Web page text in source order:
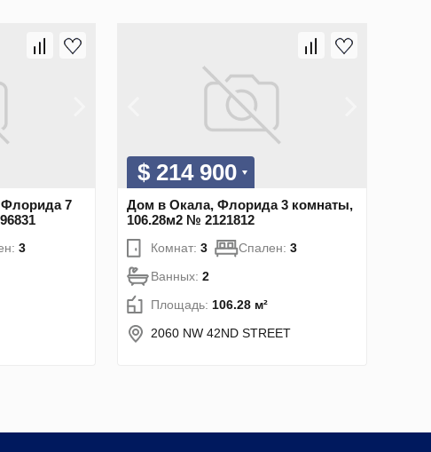
Флорида 7
3
$ 214 900
Дом в Окала, Флорида 3 комнаты,
106.28м2 № 2121812
Комнат: 3 Спален: 3
Ванных: 2
Площадь: 106.28 м²
2060 NW 42ND STREET